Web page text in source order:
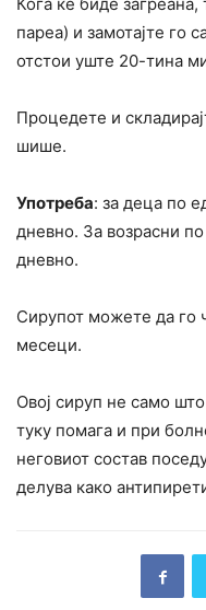
Кога ќе биде
пареа) и замотајте го
отстои уште 20-тина
Процедете и
шише.
Употреба: за деца по
дневно. За возрасни
дневно.
Сирупот можете да го
месеци.
Овој сируп не само
туку помага и при
неговиот состав
делува како